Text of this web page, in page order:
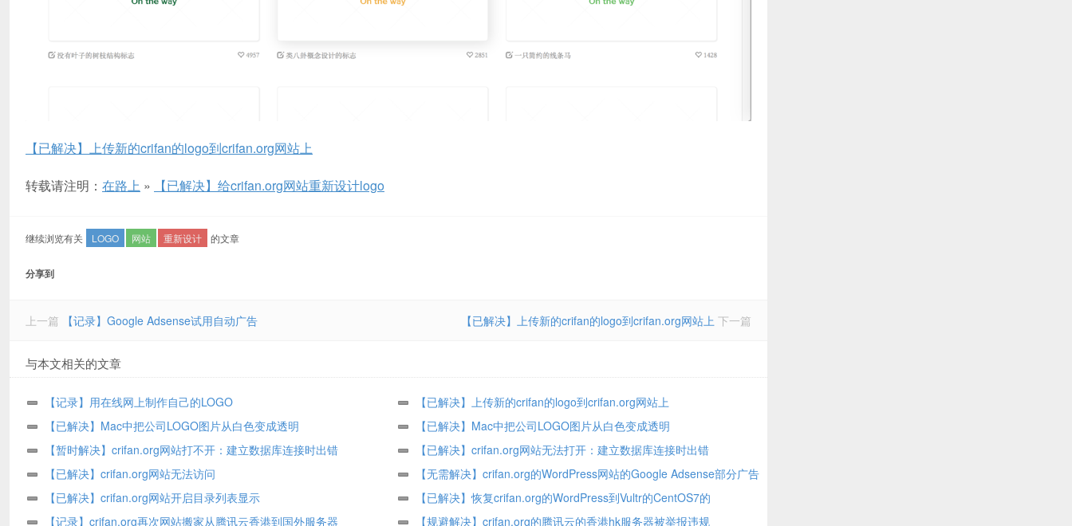
【已解决】上传新的crifan的logo到crifan.org网站上
转载请注明： 在路上 » 【已解决】给crifan.org网站重新设计logo
继续浏览有关 LOGO 网站 重新设计 的文章
分享到
上一篇 【记录】Google Adsense试用自动广告 【已解决】上传新的crifan的logo到crifan.org网站上 下一篇
与本文相关的文章
【记录】用在线网上制作自己的LOGO
【已解决】上传新的crifan的logo到crifan.org网站上
【已解决】Mac中把公司LOGO图片从白色变成透明
【已解决】Mac中把公司LOGO图片从白色变成透明
【暂时解决】crifan.org网站打不开：建立数据库连接时出错
【已解决】crifan.org网站无法打开：建立数据库连接时出错
【已解决】crifan.org网站无法访问
【无需解决】crifan.org的WordPress网站的Google Adsense部分广告
不显示
【已解决】crifan.org网站开启目录列表显示
【已解决】恢复crifan.org的WordPress到Vultr的CentOS7的
OneinStack中
【记录】crifan.org再次网站搬家从腾讯云香港到国外服务器 【规避解决】crifan.org的腾讯云的香港hk服务器被举报违规